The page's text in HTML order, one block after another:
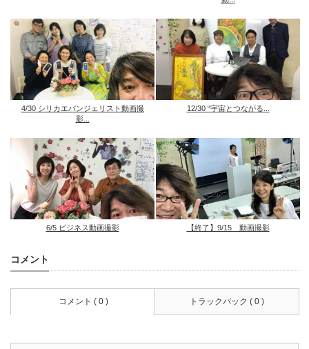
4/30 シリカエバンジェリスト動画撮
影...
12/30 “宇宙とつながる...
6/5 ビジネス動画撮影 【終了】9/15 動画撮影
コメント
コメント ( 0 ) トラックバック ( 0 )